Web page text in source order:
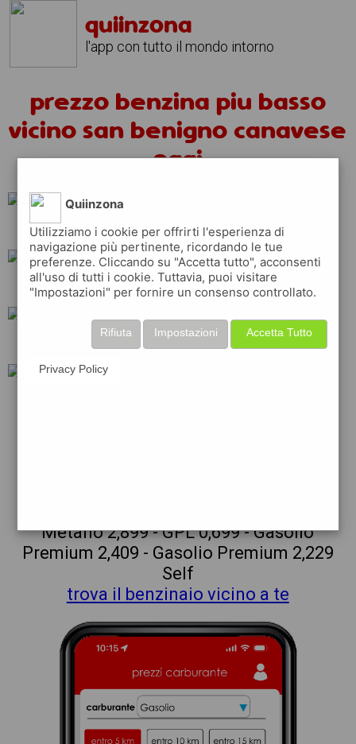
quiinzona
l'app con tutto il mondo intorno
prezzo benzina piu basso
vicino san benigno canavese
oggi
total q8 api
esso ip shell
Metano 2,899 - GPL 0,699 - Gasolio
Premium 2,409 - Gasolio Premium 2,229
Self
trova il benzinaio vicino a te
Quiinzona
Utilizziamo i cookie per offrirti l'esperienza di
navigazione più pertinente, ricordando le tue
preferenze. Cliccando su "Accetta tutto", acconsenti
all'uso di tutti i cookie. Tuttavia, puoi visitare
"Impostazioni" per fornire un consenso controllato.
Accetta Tutto
Impostazioni
Rifiuta
Privacy Policy